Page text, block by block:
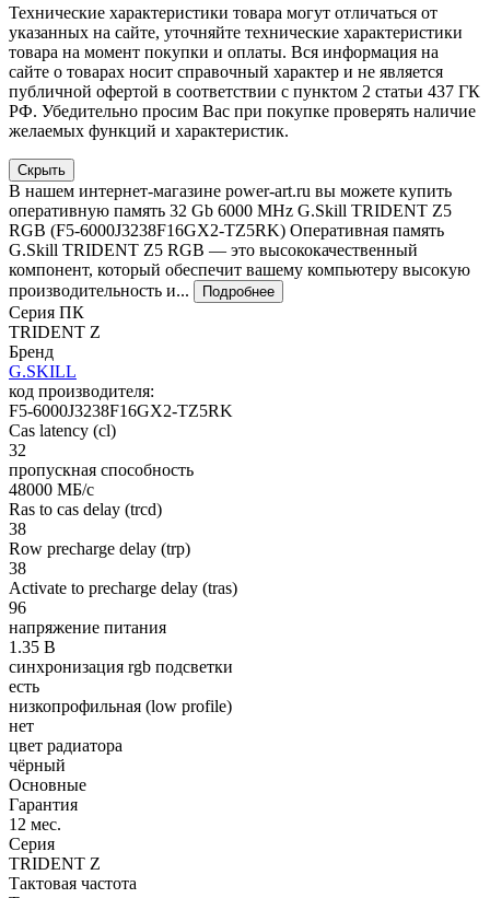
Технические характеристики товара могут отличаться от
указанных на сайте, уточняйте технические характеристики
товара на момент покупки и оплаты. Вся информация на
сайте о товарах носит справочный характер и не является
публичной офертой в соответствии с пунктом 2 статьи 437 ГК
РФ. Убедительно просим Вас при покупке проверять наличие
желаемых функций и характеристик.
Скрыть
В нашем интернет-магазине power-art.ru вы можете купить
оперативную память 32 Gb 6000 MHz G.Skill TRIDENT Z5
RGB (F5-6000J3238F16GX2-TZ5RK) Оперативная память
G.Skill TRIDENT Z5 RGB — это высококачественный
компонент, который обеспечит вашему компьютеру высокую
производительность и...
Подробнее
Серия ПК
TRIDENT Z
Бренд
G.SKILL
код производителя:
F5-6000J3238F16GX2-TZ5RK
Cas latency (cl)
32
пропускная способность
48000 МБ/с
Ras to cas delay (trcd)
38
Row precharge delay (trp)
38
Activate to precharge delay (tras)
96
напряжение питания
1.35 В
синхронизация rgb подсветки
есть
низкопрофильная (low profile)
нет
цвет радиатора
чёрный
Основные
Гарантия
12 мес.
Серия
TRIDENT Z
Тактовая частота